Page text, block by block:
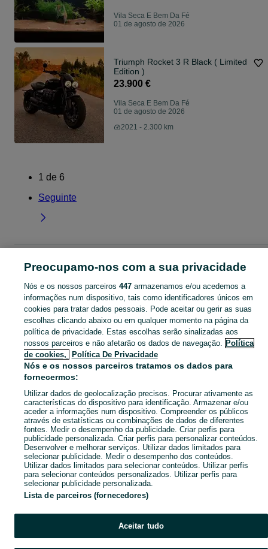
Vila Seca E Bem Da Fé
01 de agosto de 2026
Triumph Rocket 3 R Black ( Limited
Edition )
23.900 €
Vila Seca E Bem Da Fé
01 de agosto de 2026
2021 - 2.300 km
1 de 6
Seguinte
Descubra os anúncios classificados gratuitos em Vila Seca E Bem Da Fé no OLX Portugal. Desde empregos a serviços e produtos, encontre tudo o que precisa localmente. Mostrar
Mapa do site
Mapa das freguesias
Mapa de mini-sites
Pesquisas populares
Preocupamo-nos com a sua privacidade
Nós e os nossos parceiros 447armazenamos e/ou acedemos a
informações num dispositivo, tais como identificadores únicos em
cookies para tratar dados pessoais. Pode aceitar ou gerir as suas
escolhas clicando abaixo ou em qualquer momento na página da
política de privacidade. Estas escolhas serão sinalizadas aos
nossos parceiros e não afetarão os dados de navegação. Política
de cookies,
Política De Privacidade
Nós e os nossos parceiros tratamos os dados para
fornecermos:
Utilizar dados de geolocalização precisos. Procurar ativamente as
características do dispositivo para identificação. Armazenar e/ou
aceder a informações num dispositivo. Compreender os públicos
através de estatísticas ou combinações de dados de diferentes
fontes. Medir o desempenho da publicidade. Criar perfis para
publicidade personalizada. Criar perfis para personalizar conteúdos.
Desenvolver e melhorar serviços. Utilizar dados limitados para
selecionar publicidade. Medir o desempenho dos conteúdos.
Utilizar dados limitados para selecionar conteúdos. Utilizar perfis
para selecionar conteúdos personalizados. Utilizar perfis para
selecionar publicidade personalizada.
Lista de parceiros (fornecedores)
Aceitar tudo